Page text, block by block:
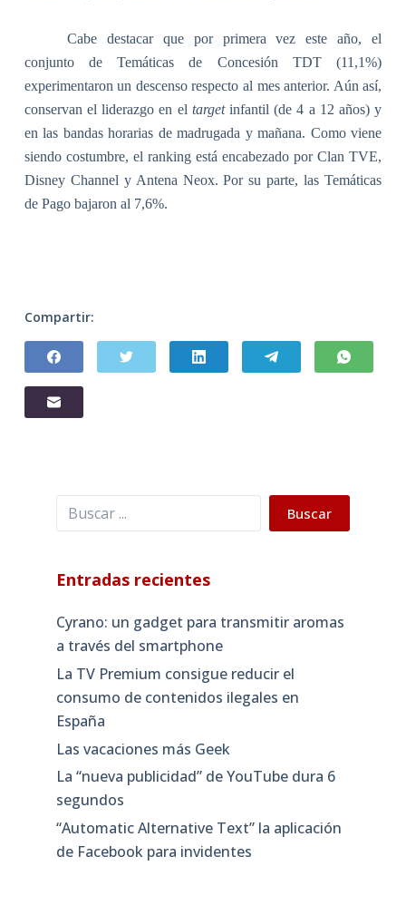
Cabe destacar que por primera vez este año, el
conjunto de Temáticas de Concesión TDT (11,1%)
experimentaron un descenso respecto al mes anterior. Aún así,
conservan el liderazgo en el targetinfantil (de4 a 12 años) y
en las bandas horarias de madrugada y mañana. Como viene
siendo costumbre, el ranking está encabezado por Clan TVE,
Disney Channel y Antena Neox. Por su parte, las Temáticas
de Pago bajaron al 7,6%.
Compartir:
Buscar Buscar
Entradas recientes
Cyrano: un gadget para transmitir aromas
a través del smartphone
La TV Premium consigue reducir el
consumo de contenidos ilegales en
España
Las vacaciones más Geek
La “nueva publicidad” de YouTube dura 6
segundos
“Automatic Alternative Text” la aplicación
de Facebook para invidentes